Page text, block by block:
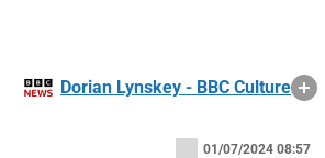
Dorian Lynskey - BBC Culture
01/07/2024 08:57